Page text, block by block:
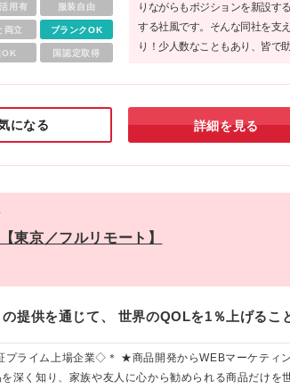
用有 服装自由
両立 ブランクOK
OK 国認定取得
りながらもポジションを新設す
する社風です。そんな同社を支
り！少人数なこともあり、皆で
使えるので安心して長く働ける
になる 詳細を見る
東京／フルリモート】
提供を通じて、 世界のQOLを1％上げるこ
プライム上場企業◇＊ ★商品開発からWEBマーケティ
深く知り、家族や友人に心から勧められる商品だけを